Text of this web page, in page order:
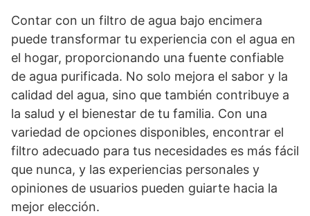
Contar con un filtro de agua bajo encimera
puede transformar tu experiencia con el agua en
el hogar, proporcionando una fuente confiable
de agua purificada. No solo mejora el sabor y la
calidad del agua, sino que también contribuye a
la salud y el bienestar de tu familia. Con una
variedad de opciones disponibles, encontrar el
filtro adecuado para tus necesidades es más fácil
que nunca, y las experiencias personales y
opiniones de usuarios pueden guiarte hacia la
mejor elección.